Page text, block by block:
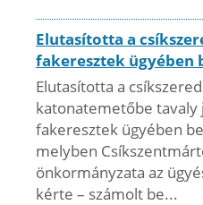
Elutasította a
fakeresztek ügyében
Elutasította a
katonatemetőbe
fakeresztek ügyében
melyben
önkormányzata az
kérte – számolt be...